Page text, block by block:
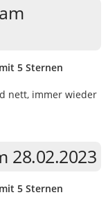
5 Sternen
nett, immer wieder
28.02.2023
5 Sternen